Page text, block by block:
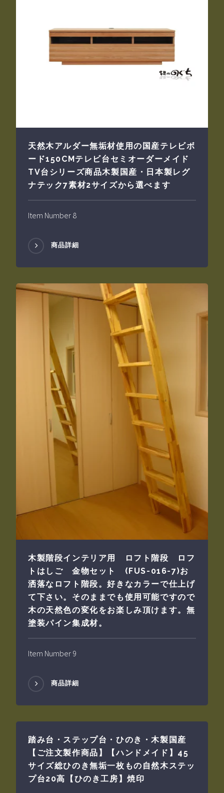
天然木アルダー無垢材使用の国産テレビボ
ード150CMテレビ台セミオーダーメイド
TV台シリーズ商品木製国産・日本製レグ
ナテック7素材2サイズから選べます
Item Number 8
商品詳細
木製階段インテリア用 ロフト階段 ロフ
トはしご 金物セット (FUS-016-7)お
洒落なロフト階段。好きなカラーで仕上げ
て下さい。そのままでも使用可能ですので
木の天然色の変化をお楽しみ頂けます。無
塗装パイン集成材。
Item Number 9
商品詳細
踏み台・ステップ台・ひのき・木製国産
【ご注文製作商品】【ハンドメイド】45
サイズ総ひのき無垢一枚もの自然木ステッ
プ台20高【ひのき工房】焼印